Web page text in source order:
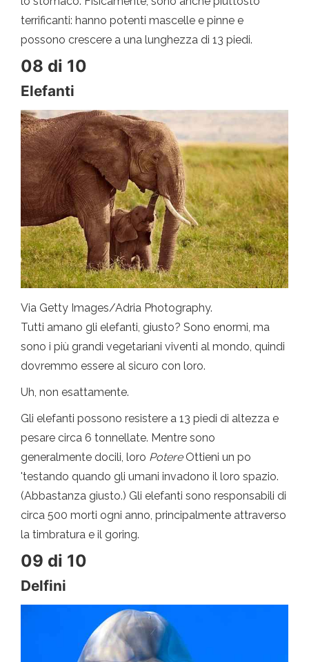
terrificanti: hanno potenti mascelle e pinne e
possono crescere a una lunghezza di 13 piedi.
08 di 10
Elefanti
Via Getty Images/Adria Photography.
Tutti amano gli elefanti, giusto? Sono enormi, ma
sono i più grandi vegetariani viventi al mondo, quindi
dovremmo essere al sicuro con loro.
Uh, non esattamente.
Gli elefanti possono resistere a 13 piedi di altezza e
pesare circa 6 tonnellate. Mentre sono
generalmente docili, loro PotereOttieni un po
'testando quando gli umani invadono il loro spazio.
(Abbastanza giusto.) Gli elefanti sono responsabili di
circa 500 morti ogni anno, principalmente attraverso
la timbratura e il goring.
09 di 10
Delfini